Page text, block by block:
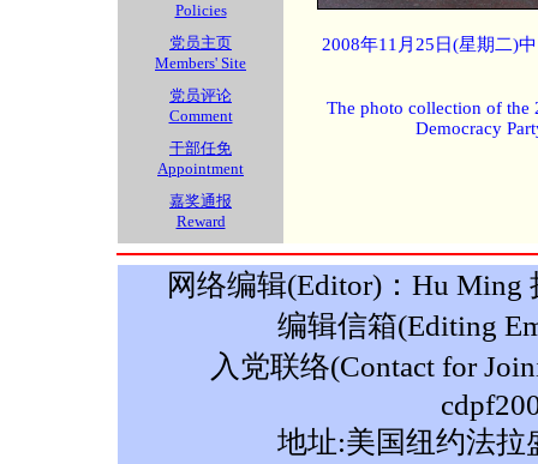
Policies
党员主页
Members' Site
党员评论
Comment
干部任免
Appointment
嘉奖通报
Reward
2008年11月25日(星期二)
The photo collection of the
Democracy
网络编辑(Editor)：Hu Ming
编辑信箱(Editing
入党联络(Contact for
地址:美国纽约法拉